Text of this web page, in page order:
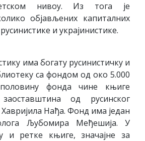
нивоу. Из тога је
објављених капиталних
и украјинистике.
има богату русинистичку и
са фондом од око 5.000
фонда чине књиге
од русинског
Нађа. Фонд има један
Љубомира Међешија. У
и ретке књиге, значајне за